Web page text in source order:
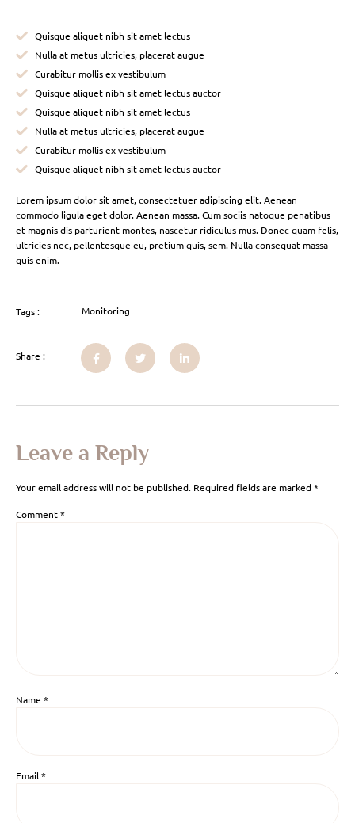
Quisque aliquet nibh sit amet lectus
Nulla at metus ultricies, placerat augue
Curabitur mollis ex vestibulum
Quisque aliquet nibh sit amet lectus auctor
Quisque aliquet nibh sit amet lectus
Nulla at metus ultricies, placerat augue
Curabitur mollis ex vestibulum
Quisque aliquet nibh sit amet lectus auctor
Lorem ipsum dolor sit amet, consectetuer adipiscing elit. Aenean
commodo ligula eget dolor. Aenean massa. Cum sociis natoque penatibus
et magnis dis parturient montes, nascetur ridiculus mus. Donec quam felis,
ultricies nec, pellentesque eu, pretium quis, sem. Nulla consequat massa
quis enim.
Tags : Monitoring
Share :
Leave a Reply
Your email address will not be published. Required fields are marked*
Comment*
Name *
Email*